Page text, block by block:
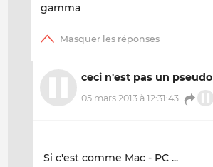
gamma
ceci n'est pas un pseudo
05 mars 2013 à 12:31:43
Si c'est comme Mac - PC ...